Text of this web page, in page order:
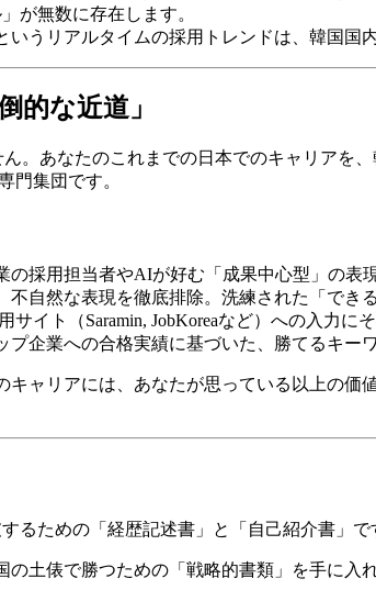
が無数に存在します。
うリアルタイムの採用トレンドは、韓国国
的な近道」
。あなたのこれまでの日本でのキャリアを
門集団です。
採用担当者やAIが好む「成果中心型」の表
自然な表現を徹底排除。洗練された「でき
イト（Saramin, JobKoreaなど）への入力に
企業への合格実績に基づいた、勝てるキー
ャリアには、あなたが思っている以上の価
るための「経歴記述書」と「自己紹介書」で
土俵で勝つための「戦略的書類」を手に入